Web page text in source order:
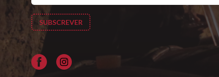
Facebook